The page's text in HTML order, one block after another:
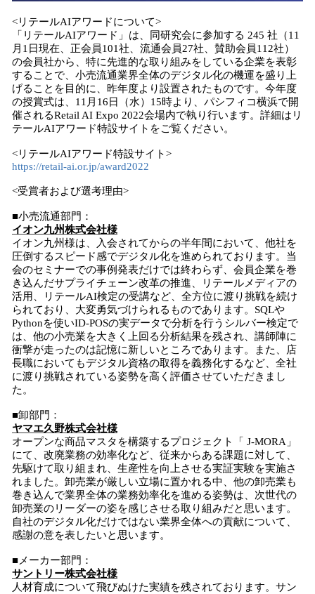
<リテールAIアワードについて>
「リテールAIアワード」は、同研究会に参加する 245 社（11
月1日現在、正会員101社、流通会員27社、賛助会員112社）
の会員社から、特に先進的な取り組みをしている企業を表彰
することで、小売流通業界全体のデジタル化の機運を盛り上
げることを目的に、昨年度より設置されたものです。今年度
の授賞式は、11月16日（水）15時より、パシフィコ横浜で開
催されるRetail AI Expo 2022会場内で執り行います。詳細はリ
テールAIアワード特設サイトをご覧ください。
<リテールAIアワード特設サイト>
https://retail-ai.or.jp/award2022
<受賞者および選考理由>
■小売流通部門：
イオン九州株式会社様
イオン九州様は、入会されてからの半年間において、他社を
圧倒するスピード感でデジタル化を進められております。当
会のセミナーでの事例発表だけでは終わらず、会員企業を巻
き込んだサプライチェーン改革の推進、リテールメディアの
活用、リテールAI検定の受講など、全方位に渡り挑戦を続け
られており、大変勇気づけられるものであります。SQLや
Pythonを使いID‐POSの実データで分析を行うシルバー検定で
は、他の小売業を大きく上回る分析結果を残され、講師陣に
衝撃が走ったのは記憶に新しいところであります。また、店
長職においてもデジタル資格の取得を義務化するなど、全社
に渡り挑戦されている姿勢を高く評価させていただきまし
た。
■卸部門：
ヤマエ久野株式会社様
オープンな商品マスタを構築するプロジェクト「 J-MORA」
にて、改廃業務の効率化など、従来からある課題に対して、
先駆けて取り組まれ、生産性を向上させる実証実験を実施さ
れました。卸売業が厳しい立場に置かれる中、他の卸売業も
巻き込んで業界全体の業務効率化を進める姿勢は、次世代の
卸売業のリーダーの姿を感じさせる取り組みだと思います。
自社のデジタル化だけではない業界全体への貢献について、
感謝の意を表したいと思います。
■メーカー部門：
サントリー株式会社様
人材育成について飛びぬけた実績を残されております。サン